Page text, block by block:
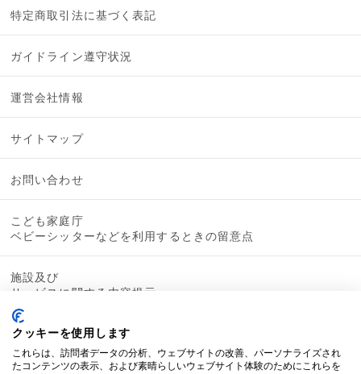
特定商取引法に基づく表記
ガイドライン遵守状況
運営会社情報
サイトマップ
お問い合わせ
こども家庭庁
ベビーシッターなどを利用するときの留意点
施設及び
サービスに関する内容提示
クッキーを使用します
これらは、訪問者データの分析、ウェブサイトの改善、パーソナライズされ
たコンテンツの表示、および素晴らしいウェブサイト体験のためにこれらを